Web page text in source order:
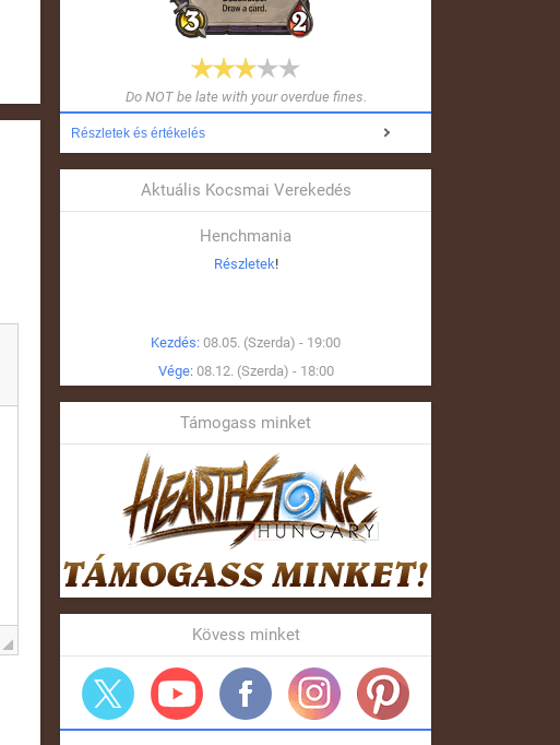
Do NOT be late with your overdue fines.
Részletek és értékelés
Aktuális Kocsmai Verekedés
Henchmania
Részletek!
Kezdés: 08.05. (Szerda) - 19:00
Vége: 08.12. (Szerda) - 18:00
Támogass minket
Kövess minket